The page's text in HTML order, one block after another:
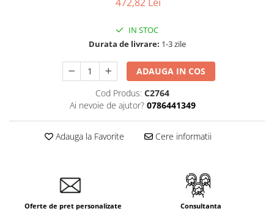
Jgheaburi Metalice Perforate
Intrerupatoare Touch / Standard
Italian
IN STOC
Durata de livrare: 1-3 zile
ADAUGA IN COS
Cod Produs: C2764
Ai nevoie de ajutor? 0786441349
Adauga la Favorite Cere informatii
Oferte de pret personalizate Consultanta